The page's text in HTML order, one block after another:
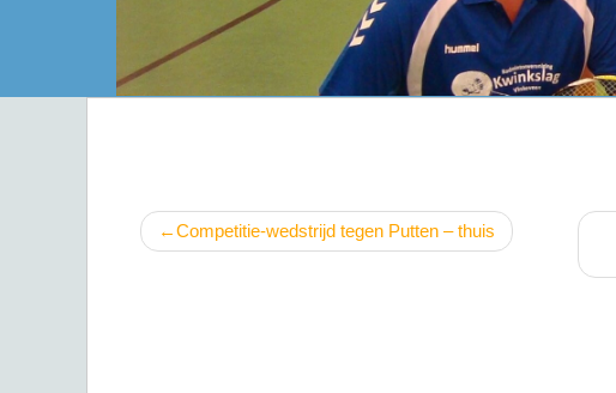
Bericht
navigatie
Competitie-wedstrijd tegen Putten – thuis